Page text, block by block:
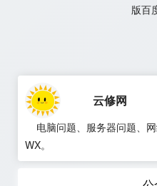
版百
云修网
电脑问题、服务器问题、
WX。